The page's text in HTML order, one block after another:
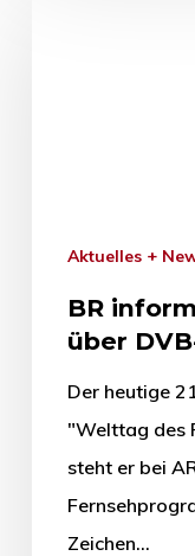
Aktuelles +
BR
über
Der heutige
"Welttag des
steht er bei
Zeichen…